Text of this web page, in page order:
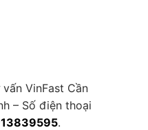
VinFast Cần
– Số điện thoại
.